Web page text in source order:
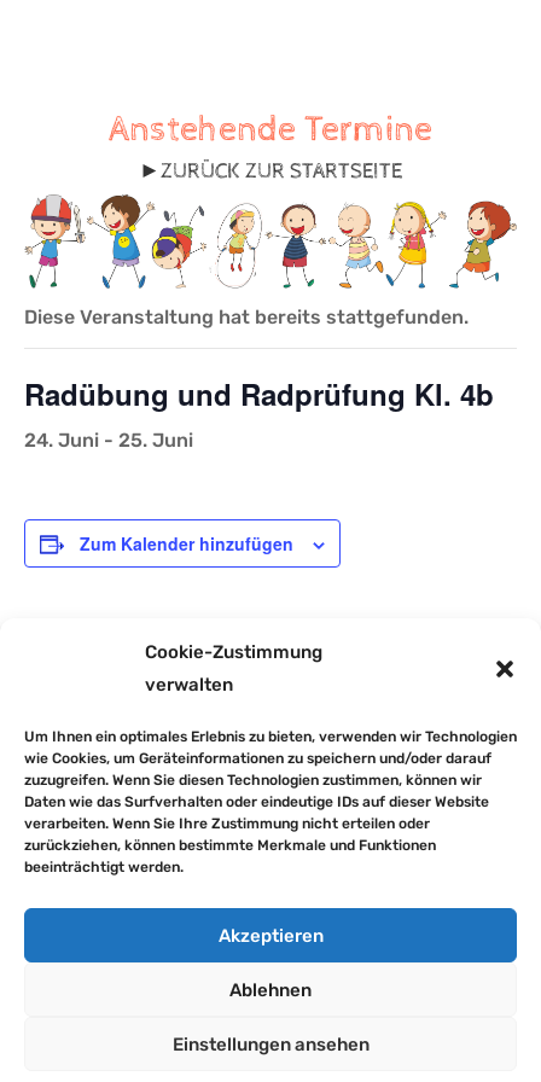
Cookie-Zustimmung
verwalten
Um Ihnen ein optimales Erlebnis zu bieten, verwenden wir Technologien
wie Cookies, um Geräteinformationen zu speichern und/oder darauf
zuzugreifen. Wenn Sie diesen Technologien zustimmen, können wir
Daten wie das Surfverhalten oder eindeutige IDs auf dieser Website
verarbeiten. Wenn Sie Ihre Zustimmung nicht erteilen oder
zurückziehen, können bestimmte Merkmale und Funktionen
beeinträchtigt werden.
Akzeptieren
Ablehnen
Einstellungen ansehen
Anstehende Termine
►ZURÜCK ZUR STARTSEITE
Diese Veranstaltung hat bereits stattgefunden.
Radübung und Radprüfung Kl. 4b
24. Juni - 25. Juni
Zum Kalender hinzufügen
Ende:
25. Juni
Radübung und Radprüfung Kl. 4a
►ZURÜCK ZUR STARTSEITE
Datenschutzerklärung
Downloads
Cookie-Richtlinie (EU)